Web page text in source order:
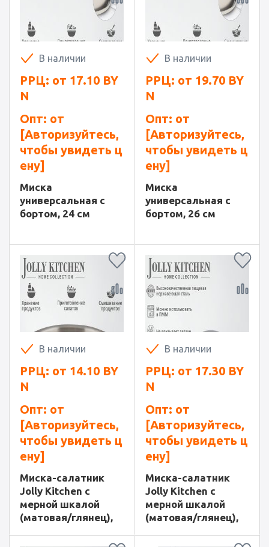
В наличии
РРЦ: от 17.10 BY
N
Опт: от
[Авторизуйтесь,
чтобы увидеть ц
ену]
Миска
универсальная с
бортом, 24 см
В наличии
РРЦ: от 19.70 BY
N
Опт: от
[Авторизуйтесь,
чтобы увидеть ц
ену]
Миска
универсальная с
бортом, 26 см
В наличии
РРЦ: от 14.10 BY
N
Опт: от
[Авторизуйтесь,
чтобы увидеть ц
ену]
Миска-салатник
Jolly Kitchen c
мерной шкалой
(матовая/глянец),
В наличии
РРЦ: от 17.30 BY
N
Опт: от
[Авторизуйтесь,
чтобы увидеть ц
ену]
Миска-салатник
Jolly Kitchen c
мерной шкалой
(матовая/глянец),